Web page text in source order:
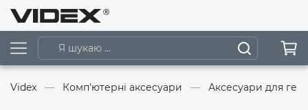
Videx Комп'ютерні аксесуари Аксесуари для